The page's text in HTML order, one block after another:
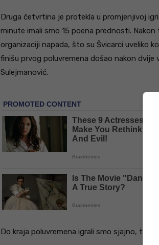
Druga četvrtina je protekla u promjenjivoj
minute imali smo 15 poena prednosti.
organizaciji napada, što su Švicarci uveliko
finišu prvog poluvremena došao nakon dvije
Sulejmanović.
Do kraja poluvremena igrali smo sjajno, te